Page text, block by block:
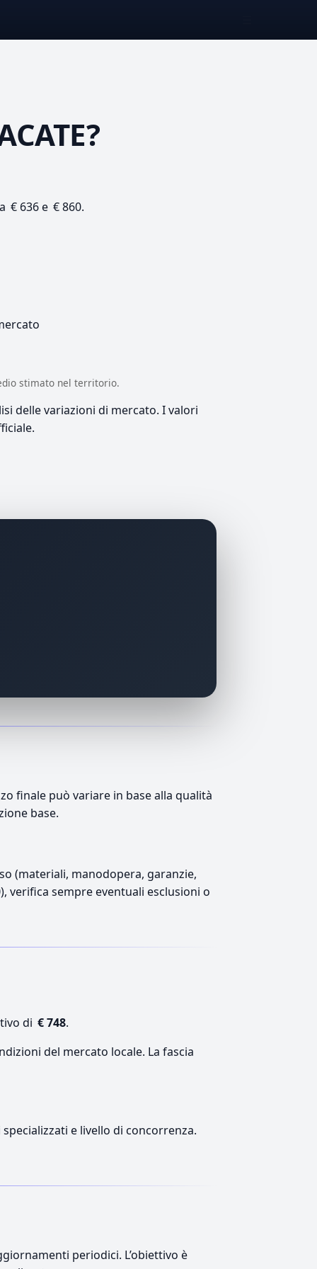
€ 636 e € 860.
stimato nel territorio.
delle variazioni di mercato. I valori
finale può variare in base alla qualità
base.
(materiali, manodopera, garanzie,
verifica sempre eventuali esclusioni o
di € 748.
del mercato locale. La fascia
e livello di concorrenza.
periodici. L’obiettivo è